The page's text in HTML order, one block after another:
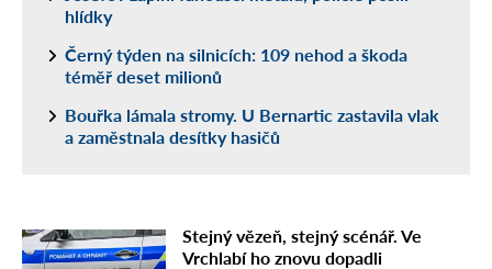
hlídky
Černý týden na silnicích: 109 nehod a škoda
téměř deset milionů
Bouřka lámala stromy. U Bernartic zastavila vlak
a zaměstnala desítky hasičů
Stejný vězeň, stejný scénář. Ve
Vrchlabí ho znovu dopadli